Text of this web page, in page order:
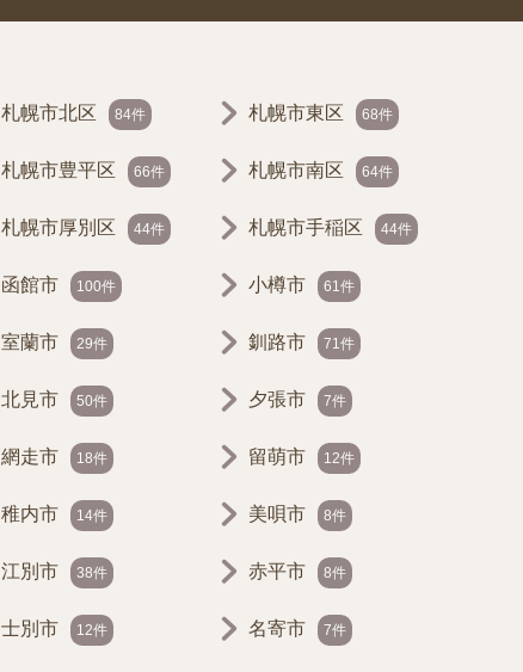
札幌市北区 84件 札幌市東区 68件
札幌市豊平区 66件 札幌市南区 64件
札幌市厚別区 44件 札幌市手稲区 44件
函館市 100件 小樽市 61件
室蘭市 29件 釧路市 71件
北見市 50件 夕張市 7件
網走市 18件 留萌市 12件
稚内市 14件 美唄市 8件
江別市 38件 赤平市 8件
士別市 12件 名寄市 7件